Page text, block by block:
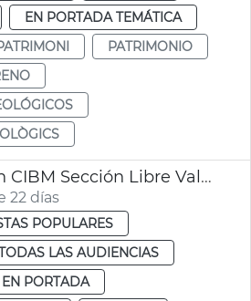
EN PORTADA TEMÁTICA
PATRIMONIO
Primera sesión CIBM Sección Libre València
22 días
POPULARES
LAS AUDIENCIAS
EN PORTADA